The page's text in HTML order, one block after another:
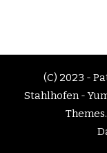
(C) 2023 -
Stahlhofen -
Themes